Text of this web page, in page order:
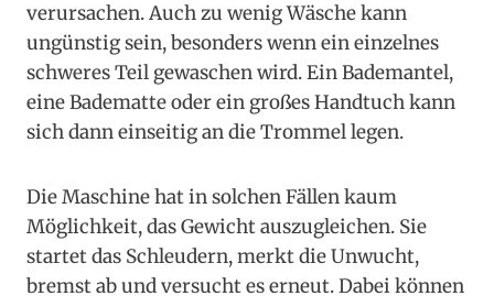
verursachen. Auch zu wenig Wäsche kann
ungünstig sein, besonders wenn ein einzelnes
schweres Teil gewaschen wird. Ein Bademantel,
eine Badematte oder ein großes Handtuch kann
sich dann einseitig an die Trommel legen.
Die Maschine hat in solchen Fällen kaum
Möglichkeit, das Gewicht auszugleichen. Sie
startet das Schleudern, merkt die Unwucht,
bremst ab und versucht es erneut. Dabei können